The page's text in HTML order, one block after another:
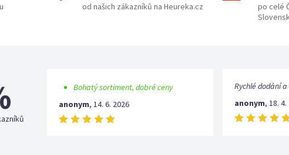
od našich zákazníků na Heureka.cz
po celé
Bohatý sortiment, dobré ceny
anonym, 14. 6. 2026
Rychlé dodání
anonym, 18. 4.